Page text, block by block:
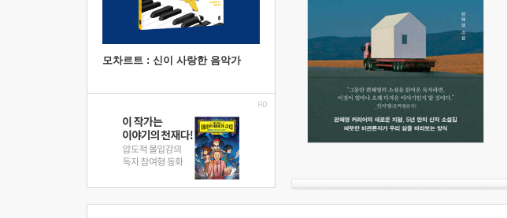
모차르트 : 신이 사랑한 음악가